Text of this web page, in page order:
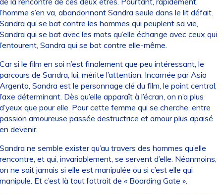
s’en va, abandonnant Sandra seule dans le lit défait.
qui se bat contre les hommes qui peuplent sa vie,
qui se bat avec les mots qu’elle échange avec ceux qui
Sandra qui se bat contre elle-même.
si le film en soi n’est finalement que peu intéressant, le
de Sandra, lui, mérite l’attention. Incarnée par Asia
Sandra est le personnage clé du film, le point central,
déterminant. Dès qu’elle apparaît à l’écran, on n’a plus
que pour elle. Pour cette femme qui se cherche, entre
amoureuse passée destructrice et amour plus apaisé
devenir.
ne semble exister qu’au travers des hommes qu’elle
et qui, invariablement, se servent d’elle. Néanmoins,
ne sait jamais si elle est manipulée ou si c’est elle qui
Et c’est là tout l’attrait de « Boarding Gate ».